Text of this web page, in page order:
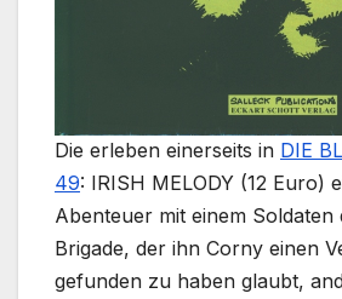
Die erleben einerseits in DIE
49: IRISH MELODY (12 Euro)
Abenteuer mit einem
Brigade, der ihn Corny einen
gefunden zu haben glaubt,